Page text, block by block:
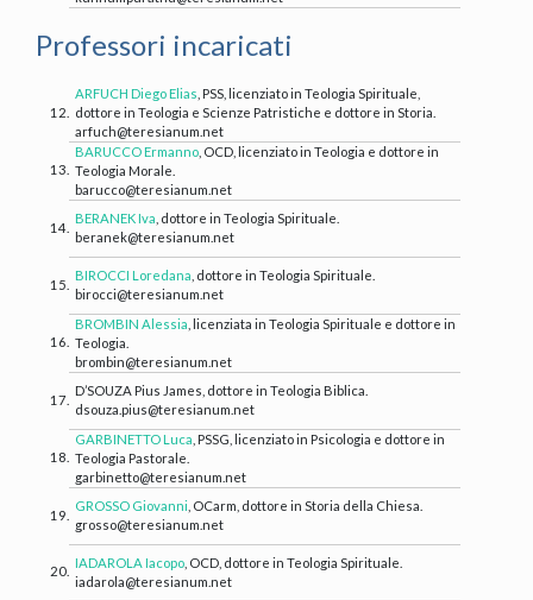
Professori incaricati
12.
ARFUCH Diego Elias , PSS, licenziato in Teologia Spirituale,
dottore in Teologia e Scienze Patristiche e dottore in Storia.
arfuch@teresianum.net
13.
BARUCCO Ermanno , OCD, licenziato in Teologia e dottore in
Teologia Morale.
barucco@teresianum.net
14.
BERANEK Iva , dottore in Teologia Spirituale.
beranek@teresianum.net
15.
BIROCCI Loredana , dottore in Teologia Spirituale.
birocci@teresianum.net
16.
BROMBIN Alessia , licenziata in Teologia Spirituale e dottore in
Teologia.
brombin@teresianum.net
17.
D’SOUZA Pius James, dottore in Teologia Biblica.
dsouza.pius@teresianum.net
18.
GARBINETTO Luca , PSSG, licenziato in Psicologia e dottore in
Teologia Pastorale.
garbinetto@teresianum.net
19.
GROSSO Giovanni , OCarm, dottore in Storia della Chiesa.
grosso@teresianum.net
20.
IADAROLA Iacopo , OCD, dottore in Teologia Spirituale.
iadarola@teresianum.net